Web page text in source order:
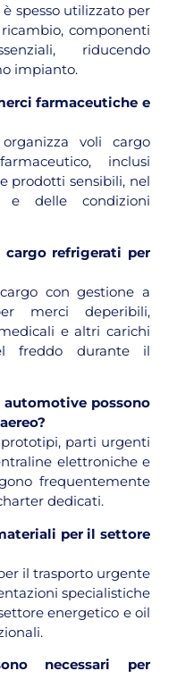
spesso utilizzato per
componenti
riducendo
impianto.
farmaceutiche e
voli cargo
inclusi
prodotti sensibili, nel
e delle condizioni
refrigerati per
con gestione a
merci deperibili,
e altri carichi
freddo durante il
possono
parti urgenti
elettroniche e
frequentemente
dedicati.
per il settore
il trasporto urgente
specialistiche
energetico e oil
necessari per